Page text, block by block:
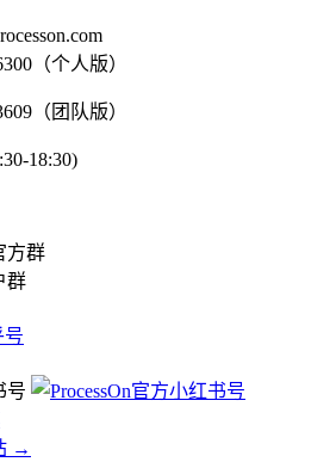
（个人版）
（团队版）
18:30)
群
→